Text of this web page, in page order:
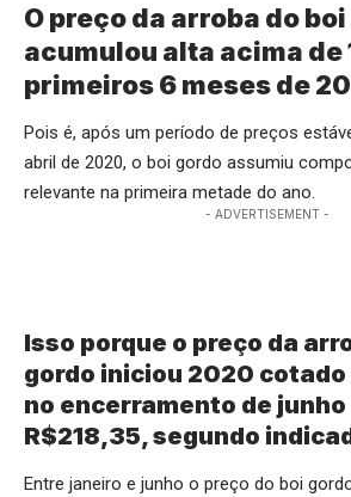
O preço da arroba do
acumulou alta acima de
primeiros 6 meses de
Pois é, após um período de preços
abril de 2020, o boi gordo assumiu
relevante na primeira metade do ano.
- ADVERTISEMENT -
Isso porque o preço da
gordo iniciou 2020 cotado
no encerramento de
R$218,35, segundo
Entre janeiro e junho o preço do boi